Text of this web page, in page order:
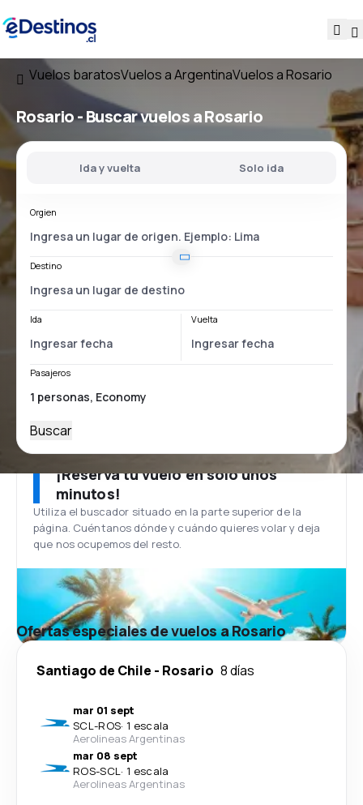
Vuelos baratosVuelos a ArgentinaVuelos a Rosario
Rosario - Buscar vuelos a Rosario
Ida y vuelta Solo ida
Orgien
Destino
Ida Vuelta
Pasajeros
Buscar
¡Reserva tu vuelo en solo unos
minutos!
Utiliza el buscador situado en la parte superior de la
página. Cuéntanos dónde y cuándo quieres volar y deja
que nos ocupemos del resto.
Ofertas especiales de vuelos a Rosario
Santiago de Chile - Rosario 8 días
mar 01 sept
SCL-ROS· 1 escala
Aerolineas Argentinas
mar 08 sept
ROS-SCL· 1 escala
Aerolineas Argentinas